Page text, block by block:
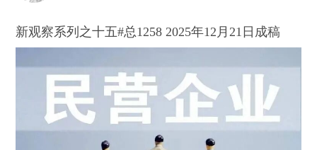
新观察系列之十五#总1258 2025年12月21日成稿